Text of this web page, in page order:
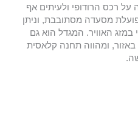
רכס הרודופי ולעיתים אף
מסעדה מסתובבת, וניתן
במזג האוויר. המגדל הוא גם
באזור, ומהווה תחנה קלאסית